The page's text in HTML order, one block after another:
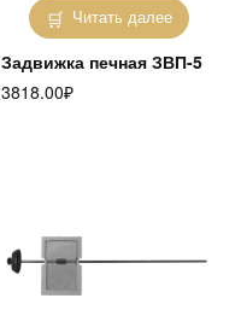
Читать далее
Задвижка печная ЗВП-5
3818.00₽